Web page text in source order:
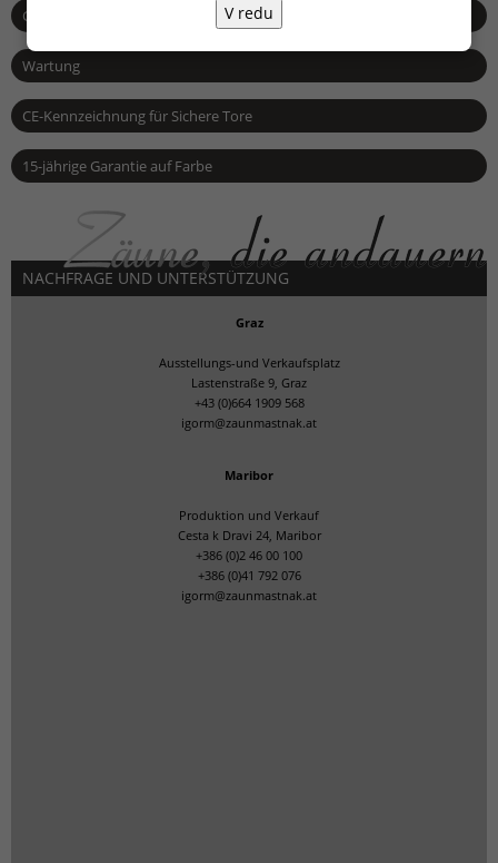
V redu
Garantiefrist und Service
Wartung
CE-Kennzeichnung für Sichere Tore
15-jährige Garantie auf Farbe
NACHFRAGE UND UNTERSTÜTZUNG
Graz
Ausstellungs-und Verkaufsplatz
Lastenstraße 9, Graz
+43 (0)664 1909 568
igorm@zaunmastnak.at
Maribor
Produktion und Verkauf
Cesta k Dravi 24, Maribor
+386 (0)2 46 00 100
+386 (0)41 792 076
igorm@zaunmastnak.at